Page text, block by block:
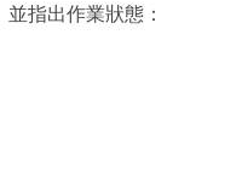
指出作業狀態：